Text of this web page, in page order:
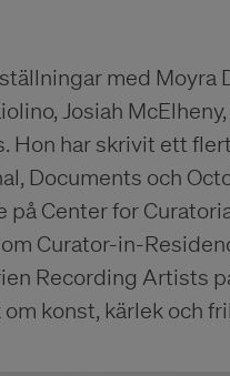
med Moyra
Josiah
Hon har skrivit ett
Documents och
Center for
Curator-in-
Recording Artists
konst, kärlek och